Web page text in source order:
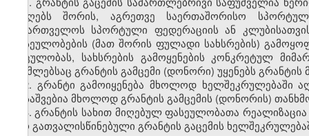
მიმღებს შორის, აგრეთვე საერთაშორისო
საქართველოს სპორტული ფედერაციის ან
ფასეულობების (მათ შორის ფულადი სახსრების)
მოცულობას, სახსრების გამოყენების კონკრეტულ
რომლებსაც გრანტის გამცემი (დონორი) უყენებს გრანტის
2. გრანტი გამოიყენება მხოლოდ ხელშეკრულებაში
დასაშვებია მხოლოდ გრანტის გამცემის (დონორის)
3. გრანტის სახით მიღებულ ფასეულობათა
იყო გათვალისწინებული გრანტის გაცემის